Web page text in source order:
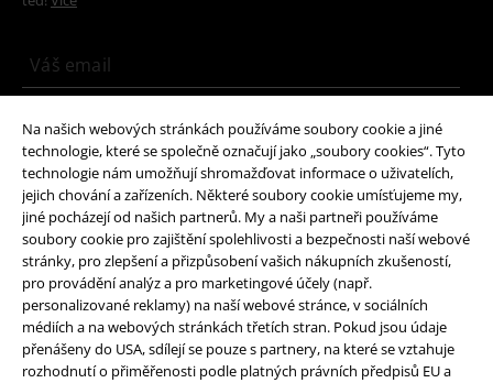
Na našich webových stránkách používáme soubory cookie a jiné
technologie, které se společně označují jako „soubory cookies“. Tyto
technologie nám umožňují shromažďovat informace o uživatelích,
jejich chování a zařízeních. Některé soubory cookie umísťujeme my,
jiné pocházejí od našich partnerů. My a naši partneři používáme
soubory cookie pro zajištění spolehlivosti a bezpečnosti naší webové
stránky, pro zlepšení a přizpůsobení vašich nákupních zkušeností,
pro provádění analýz a pro marketingové účely (např.
personalizované reklamy) na naší webové stránce, v sociálních
médiích a na webových stránkách třetích stran. Pokud jsou údaje
přenášeny do USA, sdílejí se pouze s partnery, na které se vztahuje
rozhodnutí o přiměřenosti podle platných právních předpisů EU a
Tímto souhlasím se zasíláním EMP Newslettru a souhlasím s tím, že
E.M.P. Merchandising mbH může zpracovávat mé osobní údaje a
pravidelně mi posílat informace o svých produktech. Mé osobní údaje
budou zpracovány v souladu s ustanovenímiOchrana osobních údajů.
Můj souhlas mohu kdykoliv odvolat na odhlašovací odkaz/link.
Unsubscribehere
Odebírat
*Platí pouze online a kód je platný jen 4 týdny. Nelze kombinovat s jinými
slevovými kódy. Po vložení a potvrzení kódu bude sleva automaticky
odečtena z vašeho nákupního košíku. Nevztahuje se na média, knihy,